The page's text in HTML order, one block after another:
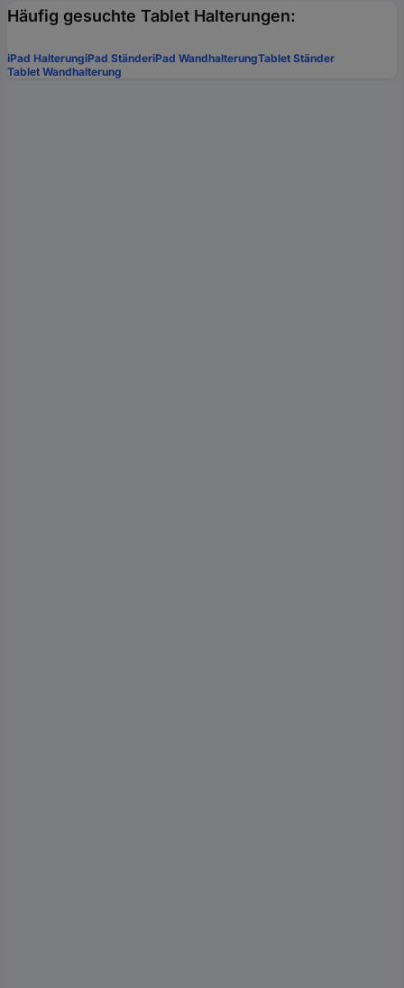
Häufig gesuchte Tablet Halterungen:
iPad HalterungiPad StänderiPad WandhalterungTablet Ständer
Tablet Wandhalterung